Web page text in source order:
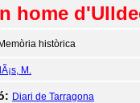
home
Memòria històrica
M.
Diari de Tarragona